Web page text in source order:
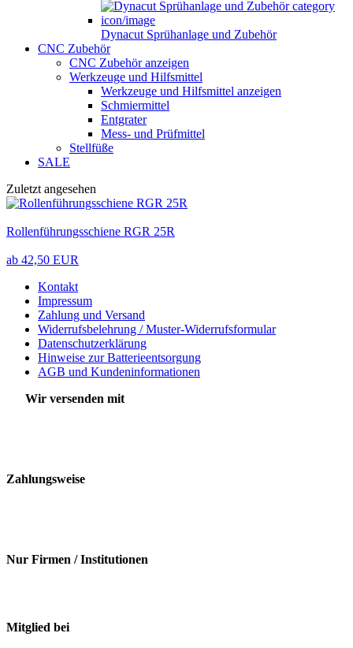
Dynacut Sprühanlage und Zubehör
CNC Zubehör
CNC Zubehör anzeigen
Werkzeuge und Hilfsmittel
Werkzeuge und Hilfsmittel anzeigen
Schmiermittel
Entgrater
Mess- und Prüfmittel
Stellfüße
SALE
Zuletzt angesehen
Rollenführungsschiene RGR 25R
ab 42,50 EUR
Kontakt
Impressum
Zahlung und Versand
Widerrufsbelehrung / Muster-Widerrufsformular
Datenschutzerklärung
Hinweise zur Batterieentsorgung
AGB und Kundeninformationen
Wir versenden mit
Zahlungsweise
Nur Firmen / Institutionen
Mitglied bei